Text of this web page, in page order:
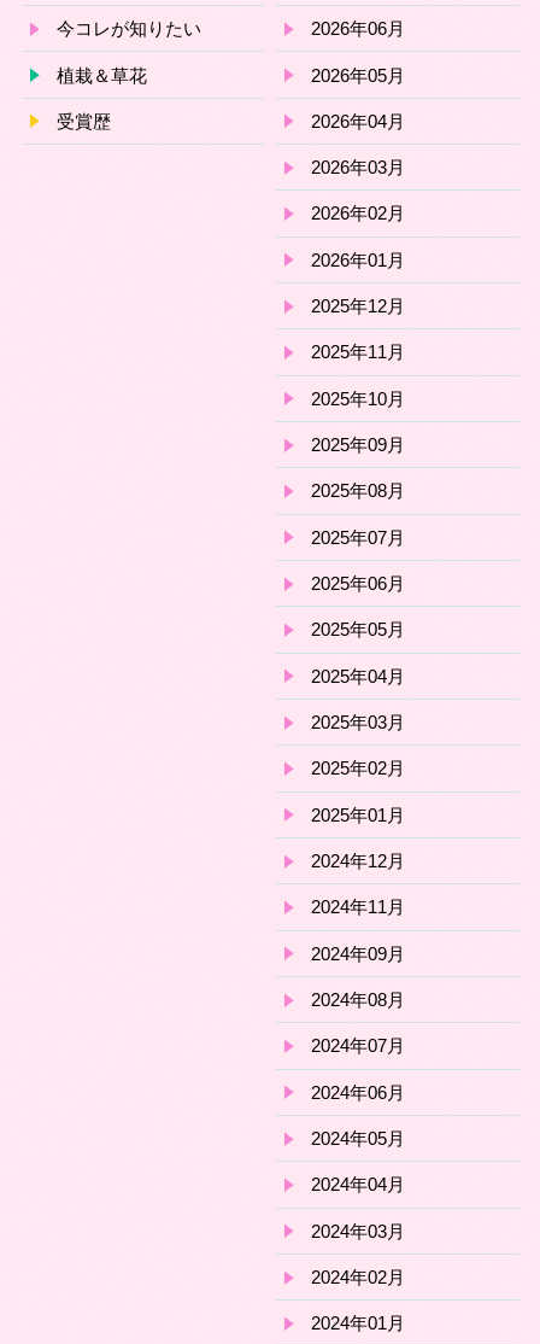
今コレが知りたい
植栽＆草花
受賞歴
2026年06月
2026年05月
2026年04月
2026年03月
2026年02月
2026年01月
2025年12月
2025年11月
2025年10月
2025年09月
2025年08月
2025年07月
2025年06月
2025年05月
2025年04月
2025年03月
2025年02月
2025年01月
2024年12月
2024年11月
2024年09月
2024年08月
2024年07月
2024年06月
2024年05月
2024年04月
2024年03月
2024年02月
2024年01月